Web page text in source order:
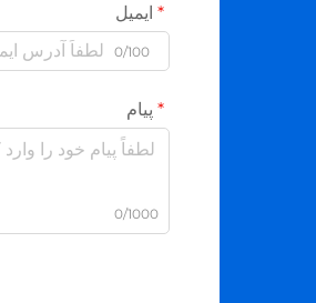
ایمیل
0/100
پیام
0/1000